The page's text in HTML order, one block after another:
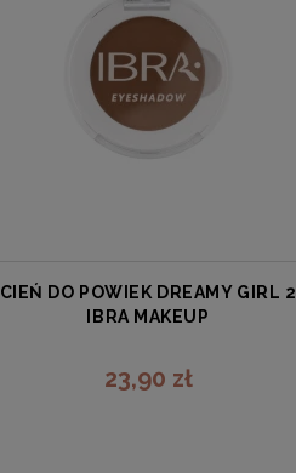
CIEŃ DO POWIEK DREAMY GIRL 2
IBRA MAKEUP
IBRA
23,90 zł